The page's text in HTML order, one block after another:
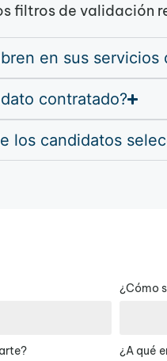
filtros de validación
en sus
contratado?
los candidatos
¿Cómo
¿A qué